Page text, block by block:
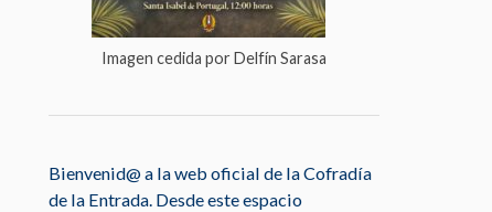
Imagen cedida por Delfín Sarasa
Bienvenid@ a la web oficial de la Cofradía
de la Entrada. Desde este espacio